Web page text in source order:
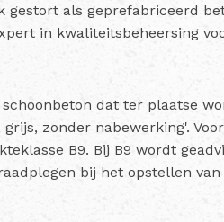
als geprefabriceerd
in kwaliteitsbeheersing
dat ter plaatse
zonder nabewerking'.
B9. Bij B9 wordt
bij het opstellen